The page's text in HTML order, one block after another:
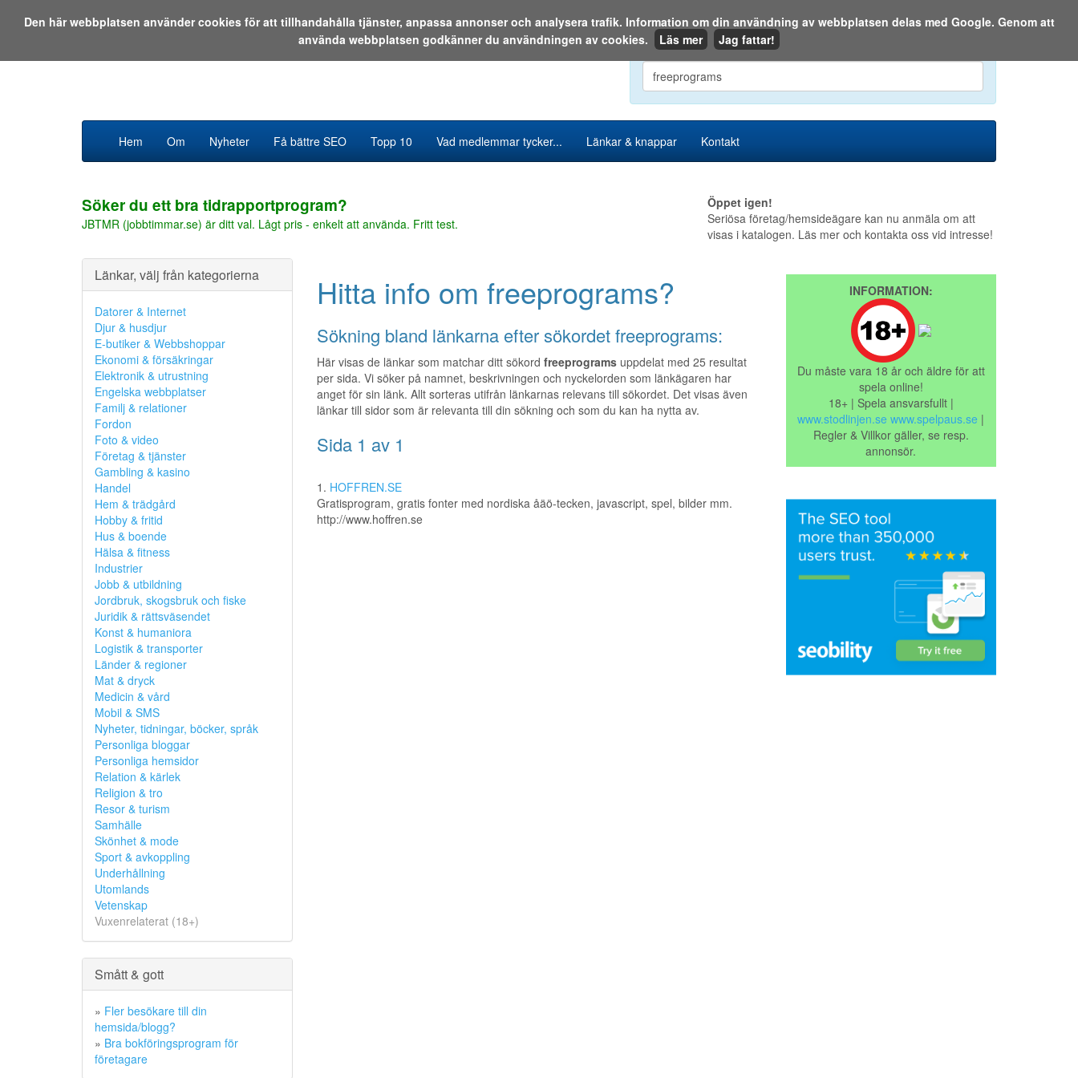
Den 7 augusti 2026
Sök i katalogen eller på webben:
Hem Om Nyheter Få bättre SEO Topp 10 Vad medlemmar tycker... Länkar & knappar Kontakt
Söker du ett bra tidrapportprogram?
JBTMR (jobbtimmar.se) är ditt val. Lågt pris - enkelt att använda. Fritt test.
Öppet igen!
Seriösa företag/hemsideägare kan nu anmäla om att
visas i katalogen. Läs mer och kontakta oss vid intresse!
Länkar, välj från kategorierna
Datorer & Internet
Djur & husdjur
E-butiker & Webbshoppar
Ekonomi & försäkringar
Elektronik & utrustning
Engelska webbplatser
Familj & relationer
Fordon
Foto & video
Företag & tjänster
Gambling & kasino
Handel
Hem & trädgård
Hobby & fritid
Hus & boende
Hälsa & fitness
Industrier
Jobb & utbildning
Jordbruk, skogsbruk och fiske
Juridik & rättsväsendet
Konst & humaniora
Logistik & transporter
Länder & regioner
Mat & dryck
Medicin & vård
Mobil & SMS
Nyheter, tidningar, böcker, språk
Personliga bloggar
Personliga hemsidor
Relation & kärlek
Religion & tro
Resor & turism
Samhälle
Skönhet & mode
Sport & avkoppling
Underhållning
Utomlands
Vetenskap
Vuxenrelaterat (18+)
Smått & gott
» Fler besökare till din
hemsida/blogg?
» Bra bokföringsprogram för
företagare
Hitta info om freeprograms?
Sökning bland länkarna efter sökordet freeprograms:
Här visas de länkar som matchar ditt sökord freeprogramsuppdelat med 25 resultat
per sida. Vi söker på namnet, beskrivningen och nyckelorden som länkägaren har
anget för sin länk. Allt sorteras utifrån länkarnas relevans till sökordet. Det visas även
länkar till sidor som är relevanta till din sökning och som du kan ha nytta av.
Sida 1 av 1
1. HOFFREN.SE
Gratisprogram, gratis fonter med nordiska åäö-tecken, javascript, spel, bilder mm.
http://www.hoffren.se
INFORMATION:
Du måste vara 18 år och äldre för att
spela online!
18+ | Spela ansvarsfullt |
www.stodlinjen.se www.spelpaus.se |
Regler & Villkor gäller, se resp.
annonsör.
Den här webbplatsen använder cookies för att tillhandahålla tjänster, anpassa annonser och analysera trafik. Information om din användning av webbplatsen delas med Google. Genom att
använda webbplatsen godkänner du användningen av cookies.
Läs mer Jag fattar!